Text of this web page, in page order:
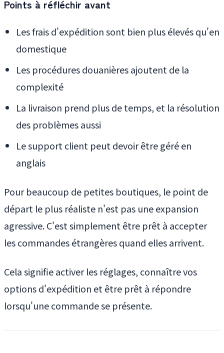
Points à réfléchir avant
Les frais d'expédition sont bien plus élevés qu'en
domestique
Les procédures douanières ajoutent de la
complexité
La livraison prend plus de temps, et la résolution
des problèmes aussi
Le support client peut devoir être géré en
anglais
Pour beaucoup de petites boutiques, le point de
départ le plus réaliste n'est pas une expansion
agressive. C'est simplement être prêt à accepter
les commandes étrangères quand elles arrivent.
Cela signifie activer les réglages, connaître vos
options d'expédition et être prêt à répondre
lorsqu'une commande se présente.